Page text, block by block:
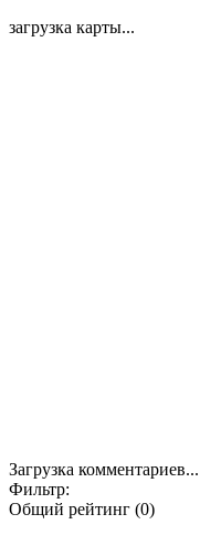
загрузка карты...
Загрузка комментариев...
Фильтр:
Общий рейтинг (0)